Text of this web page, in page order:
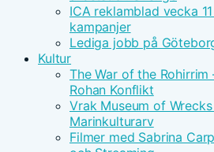
ICA reklamblad vecka
kampanjer
Lediga jobb på
Kultur
The War of the Rohirrim
Rohan Konflikt
Vrak Museum of
Marinkulturarv
Filmer med Sabrina